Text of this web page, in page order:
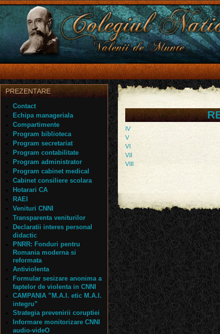
IV
V
VI
VII
VIII
PREZENTARE
Contact
Echipa manageriala
Compartimente
Program biblioteca
Program secretariat
Program contabilitate
Program administrator
Program cabinet medical
Cabinet consiliere scolara
Hotarari CA
RAEI
Venituri CNNI
Transparenta veniturilor
Declaratii interes personal
didactic
PNRR: Fonduri pentru
Romania moderna si
reformata
Antiviolenta
Formular sesizare anonima a
faptelor de violenta in CNNI
CAMPANIA ”M.A.I. etic M.A.I.
integru”
Strategia prevenirii coruptiei
Informare monitorizare CNNI
audio-videO